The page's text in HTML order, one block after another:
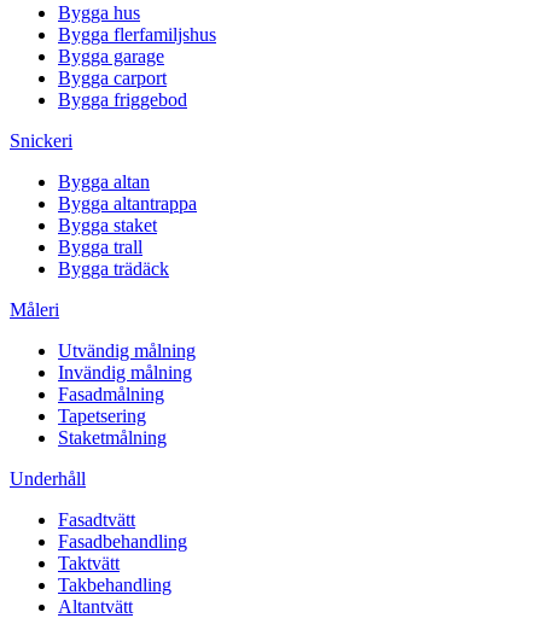
Bygga hus
Bygga flerfamiljshus
Bygga garage
Bygga carport
Bygga friggebod
Snickeri
Bygga altan
Bygga altantrappa
Bygga staket
Bygga trall
Bygga trädäck
Måleri
Utvändig målning
Invändig målning
Fasadmålning
Tapetsering
Staketmålning
Underhåll
Fasadtvätt
Fasadbehandling
Taktvätt
Takbehandling
Altantvätt